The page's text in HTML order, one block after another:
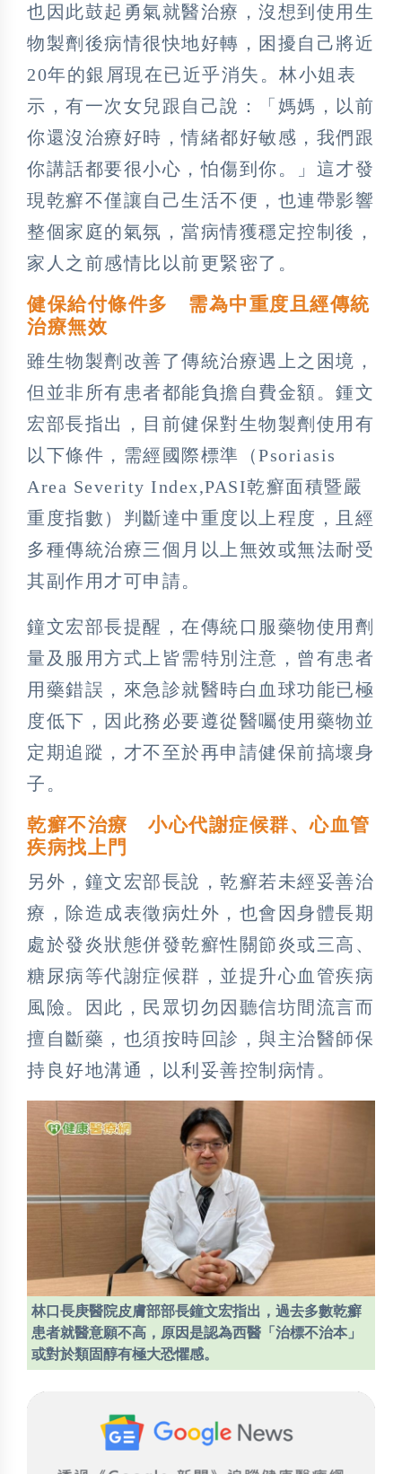
也因此鼓起勇氣就醫治療，沒想到使用生
物製劑後病情很快地好轉，困擾自己將近
20年的銀屑現在已近乎消失。林小姐表
示，有一次女兒跟自己說：「媽媽，以前
你還沒治療好時，情緒都好敏感，我們跟
你講話都要很小心，怕傷到你。」這才發
現乾癬不僅讓自己生活不便，也連帶影響
整個家庭的氣氛，當病情獲穩定控制後，
家人之前感情比以前更緊密了。
健保給付條件多 需為中重度且經傳統
治療無效
雖生物製劑改善了傳統治療遇上之困境，
但並非所有患者都能負擔自費金額。鍾文
宏部長指出，目前健保對生物製劑使用有
以下條件，需經國際標準（Psoriasis
Area Severity Index,PASI乾癬面積暨嚴
重度指數）判斷達中重度以上程度，且經
多種傳統治療三個月以上無效或無法耐受
其副作用才可申請。
鐘文宏部長提醒，在傳統口服藥物使用劑
量及服用方式上皆需特別注意，曾有患者
用藥錯誤，來急診就醫時白血球功能已極
度低下，因此務必要遵從醫囑使用藥物並
定期追蹤，才不至於再申請健保前搞壞身
子。
乾癬不治療 小心代謝症候群、心血管
疾病找上門
另外，鐘文宏部長說，乾癬若未經妥善治
療，除造成表徵病灶外，也會因身體長期
處於發炎狀態併發乾癬性關節炎或三高、
糖尿病等代謝症候群，並提升心血管疾病
風險。因此，民眾切勿因聽信坊間流言而
擅自斷藥，也須按時回診，與主治醫師保
持良好地溝通，以利妥善控制病情。
林口長庚醫院皮膚部部長鐘文宏指出，過去多數乾癬
患者就醫意願不高，原因是認為西醫「治標不治本」
或對於類固醇有極大恐懼感。